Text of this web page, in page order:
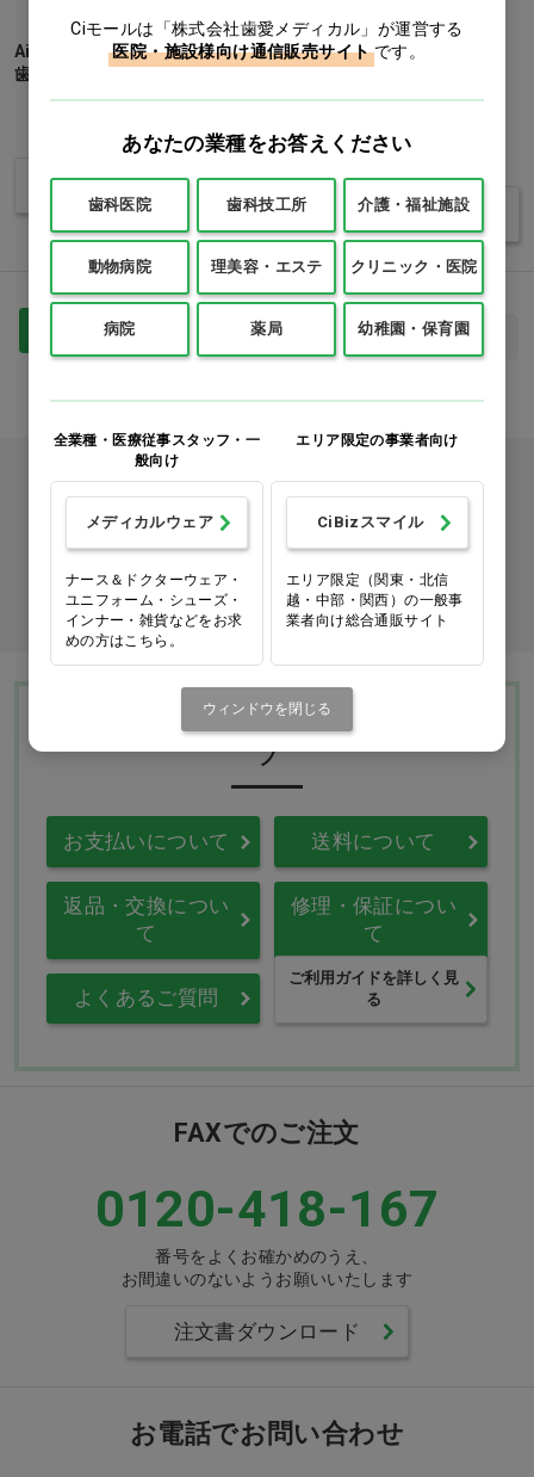
Ai ロケーター 根管長測定器、
歯髄診断機能付 本体…他
バリエーションを見る
根管長測定器用リップクリッ
1個
価格：ログイン後表示
バリエーションを見る
前へ 次へ 最後
カタログをご利用のお客様
カタログ請求
商品コード入力でクイックオーダー
Ciモール ウェブ通販のご利用ガイド・ヘル
プ
お支払いについて 送料について
返品・交換につい
て
修理・保証につい
て
よくあるご質問
ご利用ガイドを詳しく見
る
FAXでのご注文
0120-418-167
番号をよくお確かめのうえ、
お間違いのないようお願いいたします
注文書ダウンロード
お電話でお問い合わせ
Ciモールは「株式会社歯愛メディカル」が運営する
医院・施設様向け通信販売サイト です。
あなたの業種をお答えください
歯科医院 歯科技工所 介護・福祉施設
動物病院 理美容・エステ クリニック・医院
病院 薬局 幼稚園・保育園
全業種・医療従事スタッフ・一
般向け
メディカルウェア
ナース＆ドクターウェア・
ユニフォーム・シューズ・
インナー・雑貨などをお求
めの方はこちら。
エリア限定の事業者向け
CiBizスマイル
エリア限定（関東・北信
越・中部・関西）の一般事
業者向け総合通販サイト
ウィンドウを閉じる